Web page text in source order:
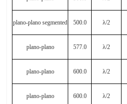
plano-plano segmented 500.0 λ/2
plano-plano 577.0 λ/2
plano-plano 600.0 λ/2
plano-plano 600.0 λ/2